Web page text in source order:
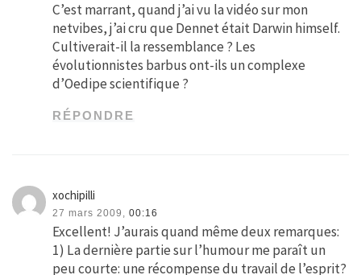
C’est marrant, quand j’ai vu la vidéo sur mon
netvibes, j’ai cru que Dennet était Darwin himself.
Cultiverait-il la ressemblance ? Les
évolutionnistes barbus ont-ils un complexe
d’Oedipe scientifique ?
RÉPONDRE
xochipilli
27 mars 2009, 00:16
Excellent! J’aurais quand même deux remarques:
1) La dernière partie sur l’humour me paraît un
peu courte: une récompense du travail de l’esprit?